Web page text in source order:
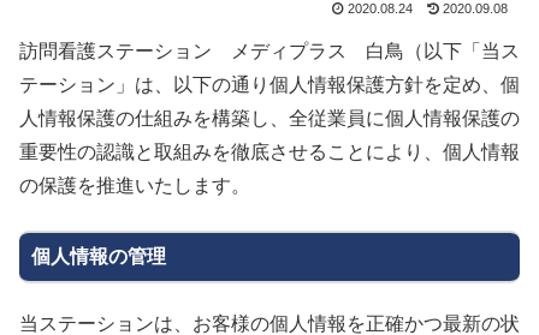
2020.08.24 2020.09.08
訪問看護ステーション メディプラス 白鳥（以下「当ス
テーション」は、以下の通り個人情報保護方針を定め、個
人情報保護の仕組みを構築し、全従業員に個人情報保護の
重要性の認識と取組みを徹底させることにより、個人情報
の保護を推進いたします。
個人情報の管理
当ステーションは、お客様の個人情報を正確かつ最新の状